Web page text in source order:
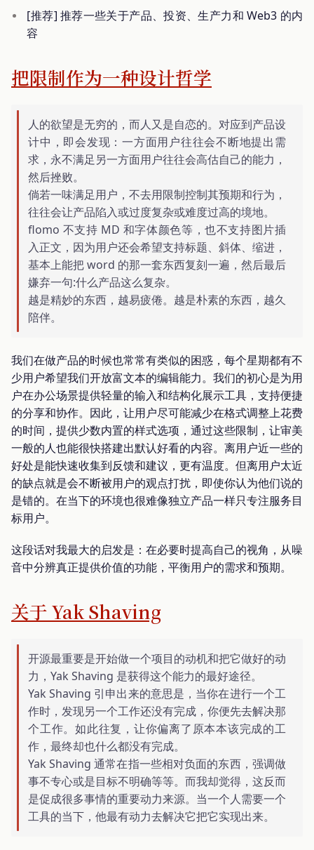
[推荐] 推荐一些关于产品、投资、生产力和 Web3 的内
容
把限制作为一种设计哲学
人的欲望是无穷的，而人又是自恋的。对应到产品设
计中，即会发现：一方面用户往往会不断地提出需
求，永不满足另一方面用户往往会高估自己的能力，
然后挫败。
倘若一味满足用户，不去用限制控制其预期和行为，
往往会让产品陷入或过度复杂或难度过高的境地。
flomo 不支持 MD 和字体颜色等，也不支持图片插
入正文，因为用户还会希望支持标题、斜体、缩进，
基本上能把 word 的那一套东西复刻一遍，然后最后
嫌弃一句:什么产品这么复杂。
越是精妙的东西，越易疲倦。越是朴素的东西，越久
陪伴。
我们在做产品的时候也常常有类似的困惑，每个星期都有不
少用户希望我们开放富文本的编辑能力。我们的初心是为用
户在办公场景提供轻量的输入和结构化展示工具，支持便捷
的分享和协作。因此，让用户尽可能减少在格式调整上花费
的时间，提供少数内置的样式选项，通过这些限制，让审美
一般的人也能很快搭建出默认好看的内容。离用户近一些的
好处是能快速收集到反馈和建议，更有温度。但离用户太近
的缺点就是会不断被用户的观点打扰，即使你认为他们说的
是错的。在当下的环境也很难像独立产品一样只专注服务目
标用户。
这段话对我最大的启发是：在必要时提高自己的视角，从噪
音中分辨真正提供价值的功能，平衡用户的需求和预期。
关于 Yak Shaving
开源最重要是开始做一个项目的动机和把它做好的动
力，Yak Shaving 是获得这个能力的最好途径。
Yak Shaving 引申出来的意思是，当你在进行一个工
作时，发现另一个工作还没有完成，你便先去解决那
个工作。如此往复，让你偏离了原本本该完成的工
作，最终却也什么都没有完成。
Yak Shaving 通常在指一些相对负面的东西，强调做
事不专心或是目标不明确等等。而我却觉得，这反而
是促成很多事情的重要动力来源。当一个人需要一个
工具的当下，他最有动力去解决它把它实现出来。